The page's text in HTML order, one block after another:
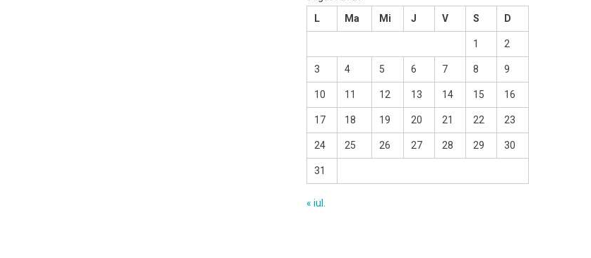
L
Ma Mi J V S D
1 2
3 4 5 6 7 8 9
10 11 12 13 14 15 16
17 18 19 20 21 22 23
24 25 26 27 28 29 30
31
« iul.